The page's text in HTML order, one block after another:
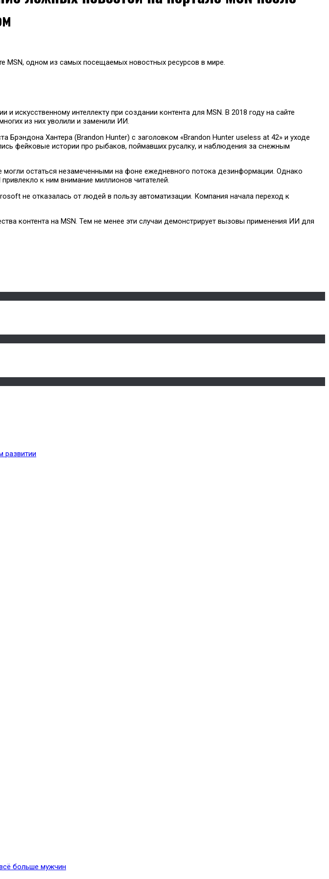
MSN, одном из самых посещаемых новостных ресурсов в мире.
искусственному интеллекту при создании контента для MSN. В 2018 году на сайте
из них уволили и заменили ИИ.
Хантера (Brandon Hunter) c заголовком «Brandon Hunter useless at 42» и уходе
фейковые истории про рыбаков, поймавших русалку, и наблюдения за снежным
остаться незамеченными на фоне ежедневного потока дезинформации. Однако
к ним внимание миллионов читателей.
не отказалась от людей в пользу автоматизации. Компания начала переход к
контента на MSN. Тем не менее эти случаи демонстрирует вызовы применения ИИ для
развитии
больше мужчин